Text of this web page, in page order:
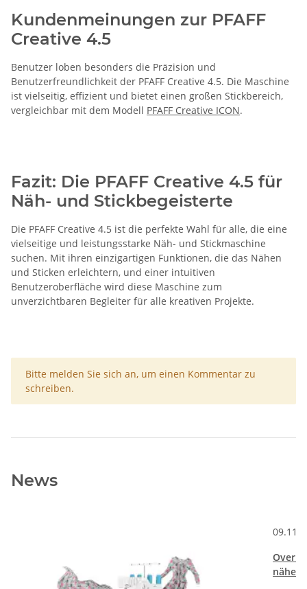
Kundenmeinungen zur PFAFF
Creative 4.5
Benutzer loben besonders die Präzision und
Benutzerfreundlichkeit der PFAFF Creative 4.5. Die Maschine
ist vielseitig, effizient und bietet einen großen Stickbereich,
vergleichbar mit dem Modell PFAFF Creative ICON.
Fazit: Die PFAFF Creative 4.5 für
Näh- und Stickbegeisterte
Die PFAFF Creative 4.5 ist die perfekte Wahl für alle, die eine
vielseitige und leistungsstarke Näh- und Stickmaschine
suchen. Mit ihren einzigartigen Funktionen, die das Nähen
und Sticken erleichtern, und einer intuitiven
Benutzeroberfläche wird diese Maschine zum
unverzichtbaren Begleiter für alle kreativen Projekte.
x
Bitte melden Sie sich an, um einen Kommentar zu
schreiben.
News
Kommentare zum Artikel Welche Stickfunktionen hat die PFAFF
nähen